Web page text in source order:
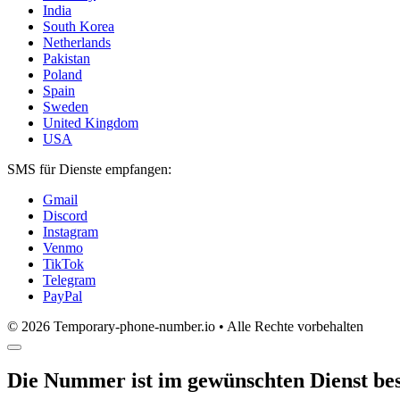
India
South Korea
Netherlands
Pakistan
Poland
Spain
Sweden
United Kingdom
USA
SMS für Dienste empfangen:
Gmail
Discord
Instagram
Venmo
TikTok
Telegram
PayPal
© 2026 Temporary-phone-number.io • Alle Rechte vorbehalten
Die Nummer ist im gewünschten Dienst